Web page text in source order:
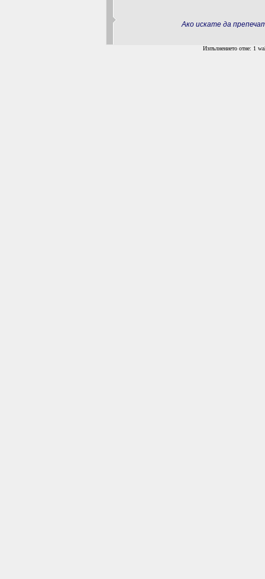
Ако искате да
Изпълнението отне: 1